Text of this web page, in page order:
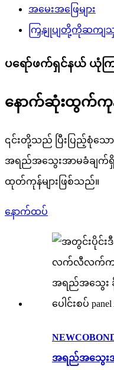
အမေးအဖြေများ
ကြှနျုပျတို့ကိုဆကျသှ
ပရော်ဖက်ရှင်နယ် ယုံက
နောက်ဆုံးထွက်ကုန်ပ
၎င်းတို့သည် ပြီးပြည့်စုံသော
အရည်အသွေးအာမခံချက်ရှိ
ထုတ်ကုန်များဖြစ်သည်။
နောက်ထပ်
အရည်အသွေး